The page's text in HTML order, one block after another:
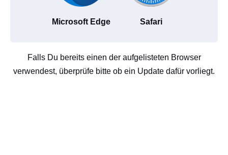
Microsoft Edge Safari
Falls Du bereits einen der aufgelisteten Browser
verwendest, überprüfe bitte ob ein Update dafür vorliegt.